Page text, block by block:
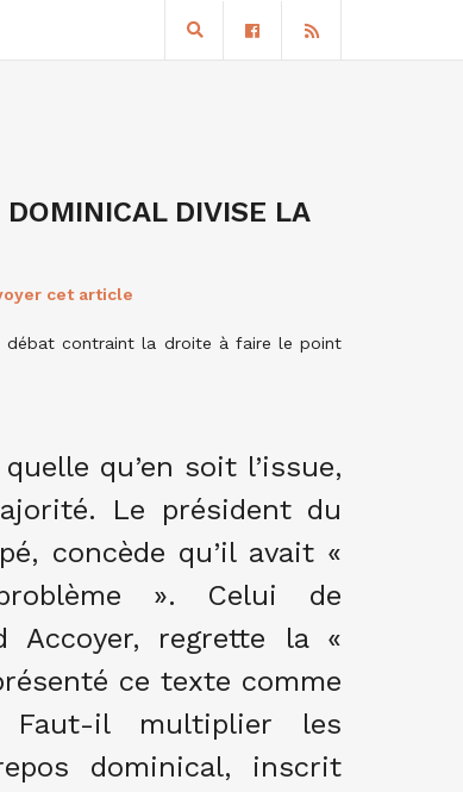
DIVISE LA
cet article
débat contraint la droite à faire le point
qu’en soit l’issue,
Le président du
concède qu’il avait «
». Celui de
Accoyer, regrette la «
ce texte comme
il multiplier les
dominical, inscrit